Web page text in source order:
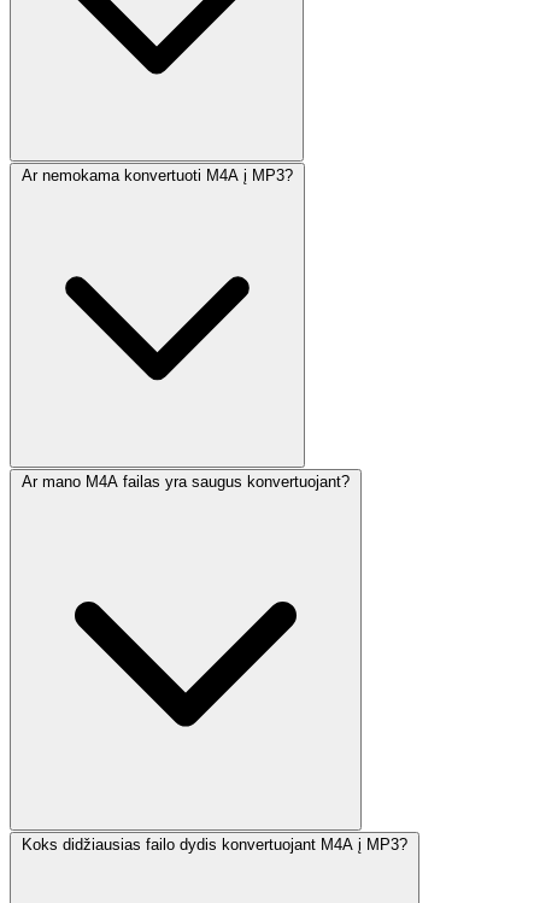
Ar nemokama konvertuoti M4A į MP3?
Ar mano M4A failas yra saugus konvertuojant?
Koks didžiausias failo dydis konvertuojant M4A į MP3?